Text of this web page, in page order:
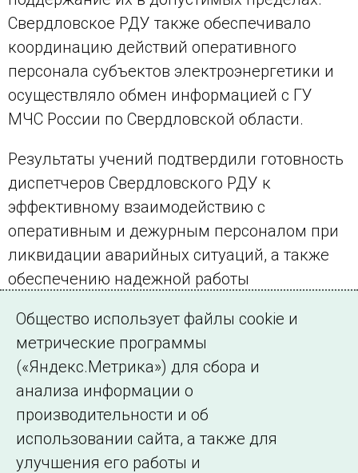
Свердловское РДУ также обеспечивало
координацию действий оперативного
персонала субъектов электроэнергетики и
осуществляло обмен информацией с ГУ
МЧС России по Свердловской области.
Результаты учений подтвердили готовность
диспетчеров Свердловского РДУ к
эффективному взаимодействию с
оперативным и дежурным персоналом при
ликвидации аварийных ситуаций, а также
обеспечению надежной работы
осенне-зимний период 2014/2015 года.
← Все публикации
Подписаться на новости
Общество использует файлы cookie и
метрические программы
(«Яндекс.Метрика») для сбора и
анализа информации о
производительности и об
использовании сайта, а также для
улучшения его работы и